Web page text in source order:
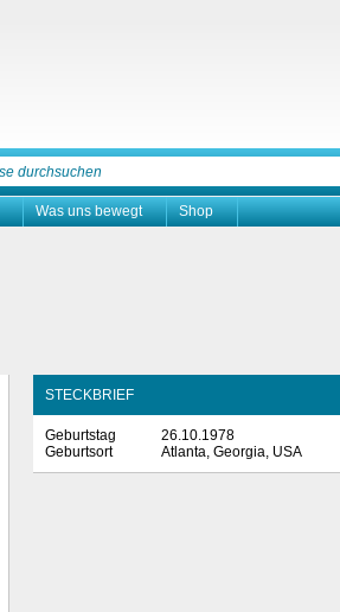
Was uns bewegt Shop
STECKBRIEF
Geburtstag
26.10.1978
Geburtsort
Atlanta, Georgia, USA